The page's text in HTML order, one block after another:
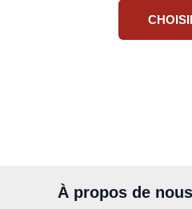
À propos de nous